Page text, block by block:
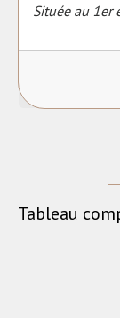
Située au 1er
Tableau